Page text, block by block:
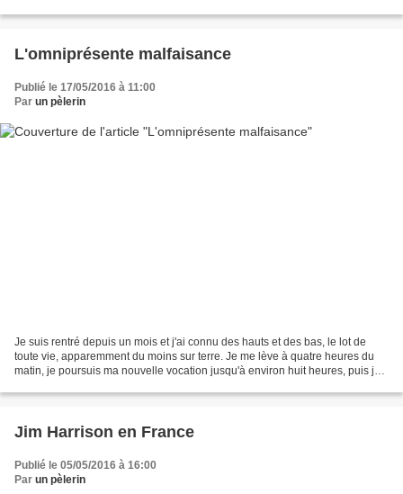
L'omniprésente malfaisance
Publié le 17/05/2016 à 11:00
Par un pèlerin
Je suis rentré depuis un mois et j'ai connu des hauts et des bas, le lot de
toute vie, apparemment du moins sur terre. Je me lève à quatre heures du
matin, je poursuis ma nouvelle vocation jusqu'à environ huit heures, puis je
Jim Harrison en France
Publié le 05/05/2016 à 16:00
Par un pèlerin